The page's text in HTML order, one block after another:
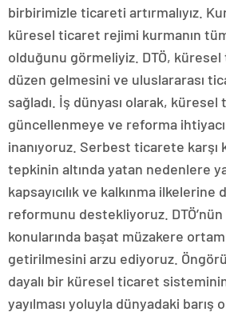
birbirimizle ticareti artırmalıyız.
küresel ticaret rejimi kurmanın
olduğunu görmeliyiz. DTÖ,
düzen gelmesini ve uluslararası
sağladı. İş dünyası olarak,
güncellenmeye ve reforma
inanıyoruz. Serbest ticarete karşı
tepkinin altında yatan nedenlere
kapsayıcılık ve kalkınma ilkelerine
reformunu destekliyoruz.
konularında başat müzakere
getirilmesini arzu ediyoruz.
dayalı bir küresel ticaret
yayılması yoluyla dünyadaki barış